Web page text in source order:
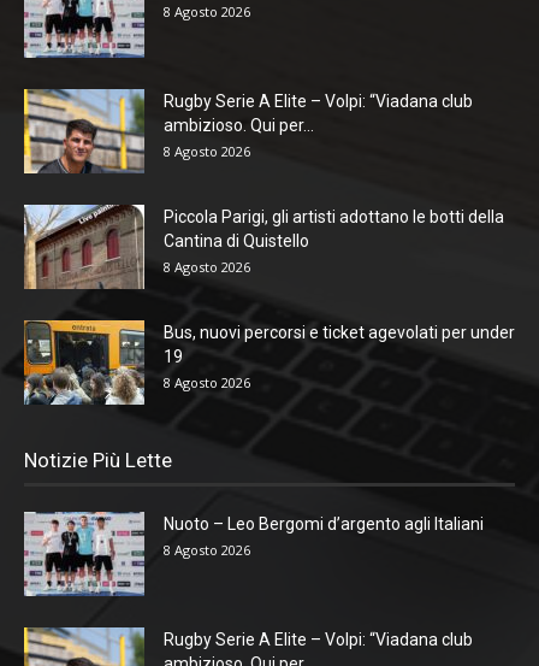
8 Agosto 2026
Rugby Serie A Elite – Volpi: “Viadana club
ambizioso. Qui per...
8 Agosto 2026
Piccola Parigi, gli artisti adottano le botti della
Cantina di Quistello
8 Agosto 2026
Bus, nuovi percorsi e ticket agevolati per under
19
8 Agosto 2026
Notizie Più Lette
Nuoto – Leo Bergomi d’argento agli Italiani
8 Agosto 2026
Rugby Serie A Elite – Volpi: “Viadana club